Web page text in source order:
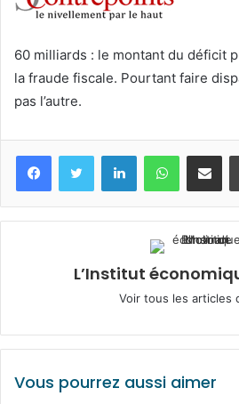
60 milliards : le montant du déficit
la fraude fiscale. Pourtant faire
pas l’autre.
FacebookTwitter LinkedinWhatsApp
Partagez par
L’Institut
Voir tous les articles
Vous pourrez aussi aimer